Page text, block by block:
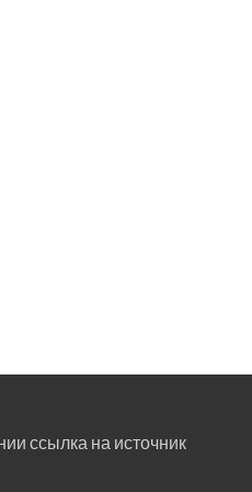
ссылка на источник